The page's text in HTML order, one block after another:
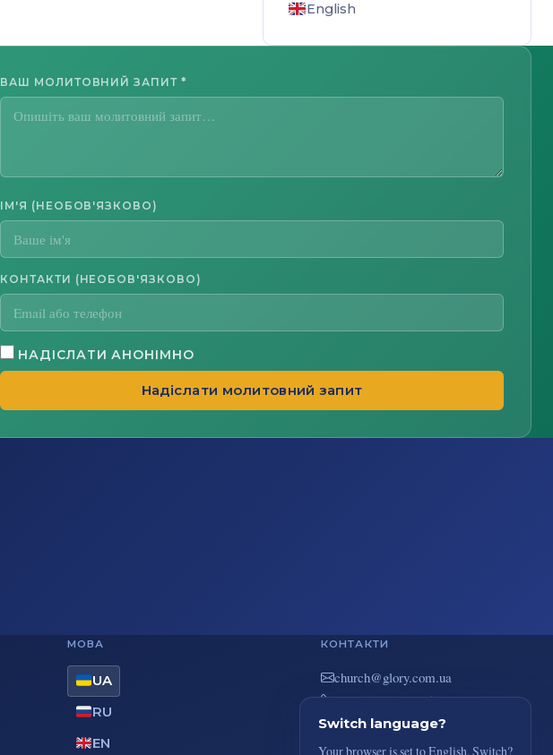
English
ВАШ МОЛИТОВНИЙ ЗАПИТ *
ІМ'Я (НЕОБОВ'ЯЗКОВО)
КОНТАКТИ (НЕОБОВ'ЯЗКОВО)
НАДІСЛАТИ АНОНІМНО
Надіслати молитовний запит
МОВА
UA
RU
EN
КОНТАКТИ
au.moc.yrolg@hcruhc
+38(044) 383-73-51
вул. В. Покотила 7/2, Київ
Switch language?
Your browser is set to English. Switch?